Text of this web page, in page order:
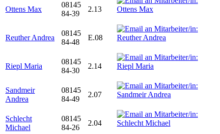
Ottens Max
08145
84-39
2.13
Reuther Andrea
08145
84-48
E.08
Riepl Maria
08145
84-30
2.14
Sandmeir
Andrea
08145
84-49
2.07
Schlecht
Michael
08145
84-26
2.04